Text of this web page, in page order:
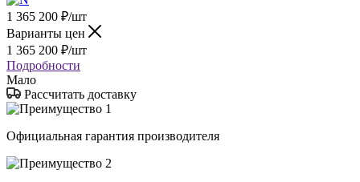
1 365 200 ₽/шт
Варианты цен
1 365 200 ₽/шт
Подробности
Мало
Рассчитать доставку
Официальная гарантия производителя